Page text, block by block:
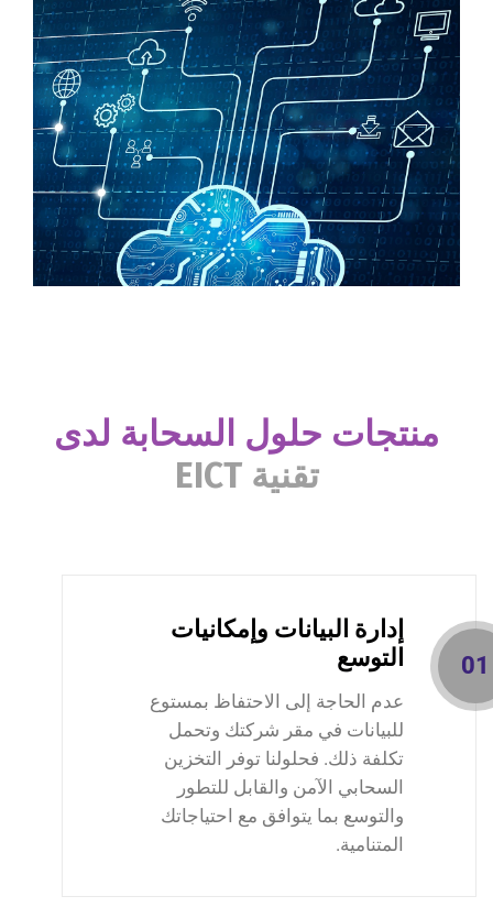
منتجات حلول السحابة لدى
تقنية EICT
01
إدارة البيانات وإمكانيات
التوسع
عدم الحاجة إلى الاحتفاظ بمستوع
للبيانات في مقر شركتك وتحمل
تكلفة ذلك. فحلولنا توفر التخزين
السحابي الآمن والقابل للتطور
والتوسع بما يتوافق مع احتياجاتك
المتنامية.